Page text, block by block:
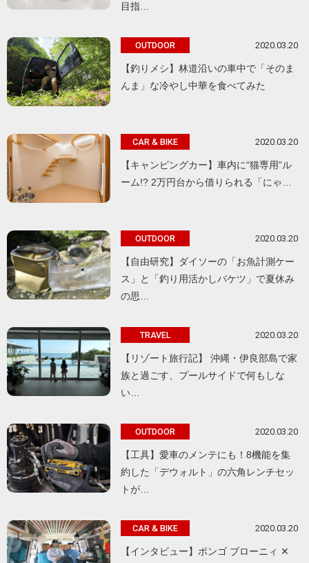
目指…
OUTDOOR 2020.03.20
【釣りメシ】林道沿いの車中で「そのま
んま」な冷やし中華を食べてみた
CAR & BIKE 2020.03.20
【キャンピングカー】車内に“猫専用”ル
ーム!? 2万円台から借りられる「にゃ…
OUTDOOR 2020.03.20
【自由研究】ダイソーの「お魚計測ケー
ス」と「釣り用活かしバケツ」で夏休み
の思…
TRAVEL 2020.03.20
【リゾート旅行記】 沖縄・伊良部島で家
族と過ごす、プールサイドで何もしな
い…
OUTDOOR 2020.03.20
【工具】愛車のメンテにも！8機能を集
約した「デウォルト」の六角レンチセッ
トが…
CAR & BIKE 2020.03.20
【インタビュー】ボンゴ ブローニィ ✕